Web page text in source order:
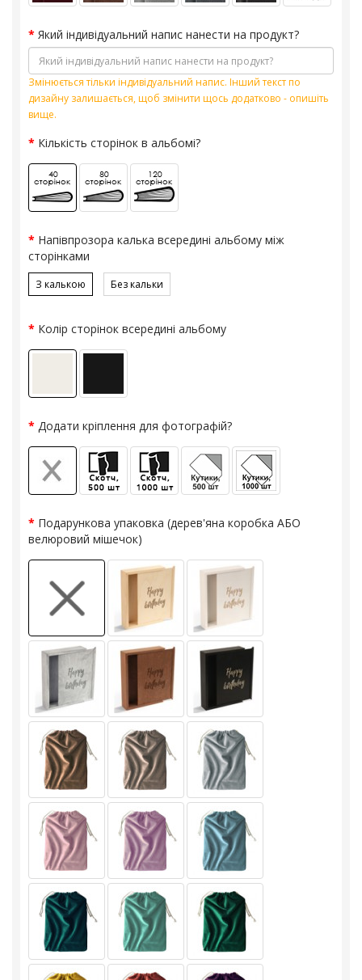
Який індивідуальний напис нанести на продукт?
Змінюється тільки індивідуальний напис. Інший текст по
дизайну залишається, щоб змінити щось додатково - опишіть
вище.
Кількість сторінок в альбомі?
Напівпрозора калька всередині альбому між
сторінками
З калькою Без кальки
Колір сторінок всередині альбому
Додати кріплення для фотографій?
Подарункова упаковка (дерев'яна коробка АБО
велюровий мішечок)